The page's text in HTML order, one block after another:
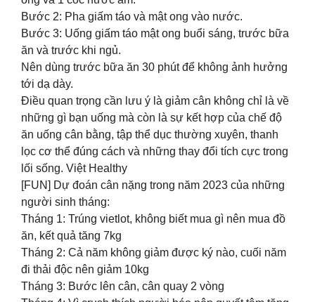
Bước 2: Pha giấm táo và mật ong vào nước.
Bước 3: Uống giấm táo mật ong buổi sáng, trước bữa
ăn và trước khi ngủ.
Nên dùng trước bữa ăn 30 phút để không ảnh hưởng
tới dạ dày.
Điều quan trọng cần lưu ý là giảm cân không chỉ là về
những gì bạn uống mà còn là sự kết hợp của chế độ
ăn uống cân bằng, tập thể dục thường xuyên, thanh
lọc cơ thể đúng cách và những thay đổi tích cực trong
lối sống. Việt Healthy
[FUN] Dự đoán cân nặng trong năm 2023 của những
người sinh tháng:
Tháng 1: Trúng vietlot, không biết mua gì nên mua đồ
ăn, kết quả tăng 7kg
Tháng 2: Cả năm không giảm được ký nào, cuối năm
đi thải độc nên giảm 10kg
Tháng 3: Bước lên cân, cân quay 2 vòng